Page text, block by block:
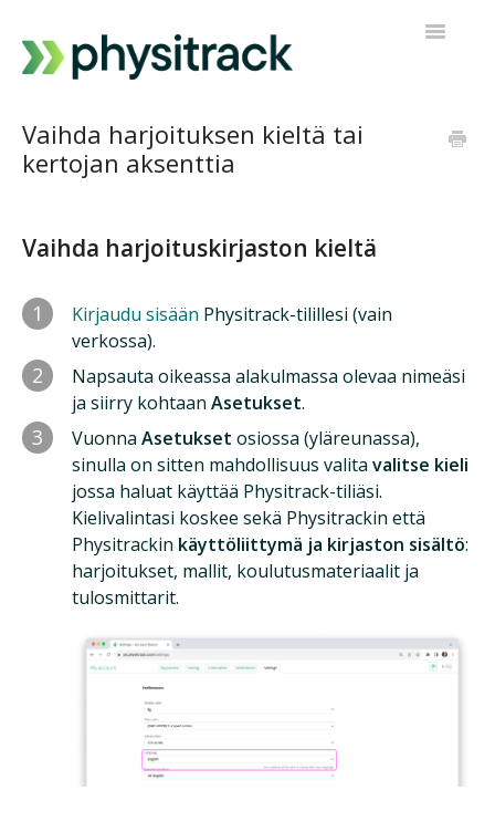
Toggle
PT Direct
Vaihda harjoituksen kieltä tai
kertojan aksenttia
Vaihda harjoituskirjaston kieltä
1 Kirjaudu sisään Physitrack-tilillesi (vain
verkossa).
2
Napsauta oikeassa alakulmassa olevaa nimeäsi
ja siirry kohtaan Asetukset.
3 Vuonna Asetukset osiossa (yläreunassa),
sinulla on sitten mahdollisuus valita valitse kieli
jossa haluat käyttää Physitrack-tiliäsi.
Kielivalintasi koskee sekä Physitrackin että
Physitrackin käyttöliittymä ja kirjaston sisältö:
harjoitukset, mallit, koulutusmateriaalit ja
tulosmittarit.